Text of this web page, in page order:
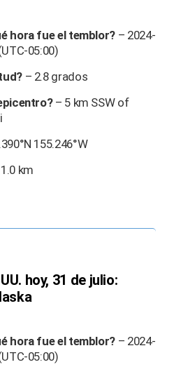
hora fue el temblor? – 2024-
05:00)
– 2.8 grados
– 5 km SSW of
155.246°W
km
hoy, 31 de julio:
hora fue el temblor? – 2024-
05:00)